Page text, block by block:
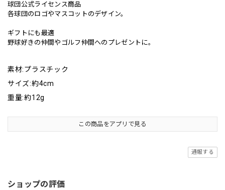
球団公式ライセンス商品
各球団のロゴやマスコットのデザイン。
ギフトにも最適
野球好きの仲間やゴルフ仲間へのプレゼントに。
素材:プラスチック
サイズ:約4cm
重量:約12g
この商品をアプリで見る
通報する
ショップの評価